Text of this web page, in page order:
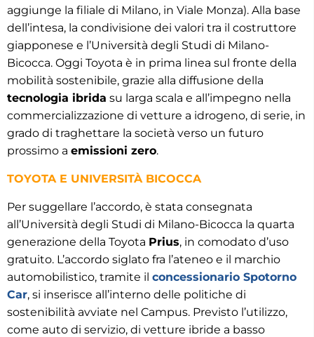
aggiunge la filiale di Milano, in Viale Monza). Alla base
dell’intesa, la condivisione dei valori tra il costruttore
giapponese e l’Università degli Studi di Milano-
Bicocca. Oggi Toyota è in prima linea sul fronte della
mobilità sostenibile, grazie alla diffusione della
tecnologia ibrida su larga scala e all’impegno nella
commercializzazione di vetture a idrogeno, di serie, in
grado di traghettare la società verso un futuro
prossimo a emissioni zero.
TOYOTA E UNIVERSITÀ BICOCCA
Per suggellare l’accordo, è stata consegnata
all’Università degli Studi di Milano-Bicocca la quarta
generazione della Toyota Prius, in comodato d’uso
gratuito. L’accordo siglato fra l’ateneo e il marchio
automobilistico, tramite il concessionario Spotorno
Car, si inserisce all’interno delle politiche di
sostenibilità avviate nel Campus. Previsto l’utilizzo,
come auto di servizio, di vetture ibride a basso